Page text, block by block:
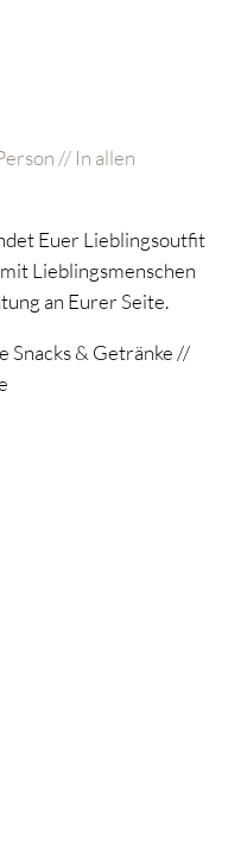
// In allen
Euer Lieblingsoutfit
Lieblingsmenschen
an Eurer Seite.
Snacks & Getränke //